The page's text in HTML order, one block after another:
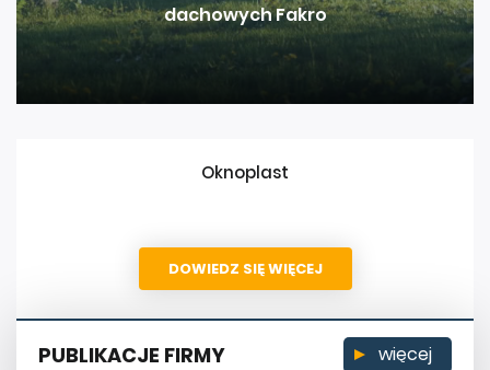
dachowych Fakro
Oknoplast
DOWIEDZ SIĘ WIĘCEJ
PUBLIKACJE FIRMY więcej